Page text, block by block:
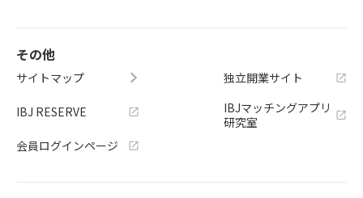
その他
サイトマップ
IBJ RESERVE
会員ログインページ
独立開業サイト
IBJマッチングアプリ
研究室